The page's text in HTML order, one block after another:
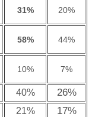
31% 20%
58% 44%
10% 7%
40% 26%
21% 17%